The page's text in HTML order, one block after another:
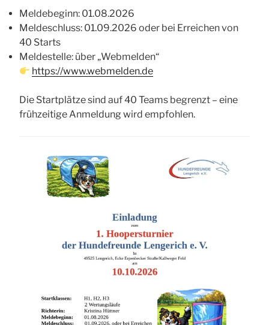
Meldebeginn: 01.08.2026
Meldeschluss: 01.09.2026 oder bei Erreichen von
40 Starts
Meldestelle: über „Webmelden“
https://www.webmelden.de
Die Startplätze sind auf 40 Teams begrenzt – eine
frühzeitige Anmeldung wird empfohlen.